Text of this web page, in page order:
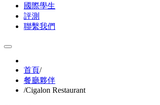
國際學生
評測
聯繫我們
首頁/
餐廳夥伴
/Cigalon Restaurant